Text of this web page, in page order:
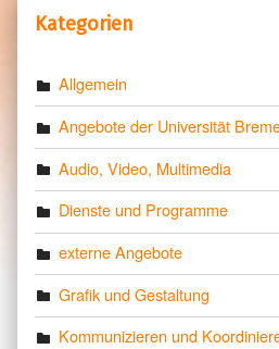
Kategorien
Allgemein
Angebote der Universität
Audio, Video, Multimedia
Dienste und Programme
externe Angebote
Grafik und Gestaltung
Kommunizieren und